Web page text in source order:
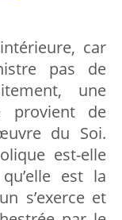
car
pas de
une
provient de
du Soi.
est-elle
est la
s’exerce et